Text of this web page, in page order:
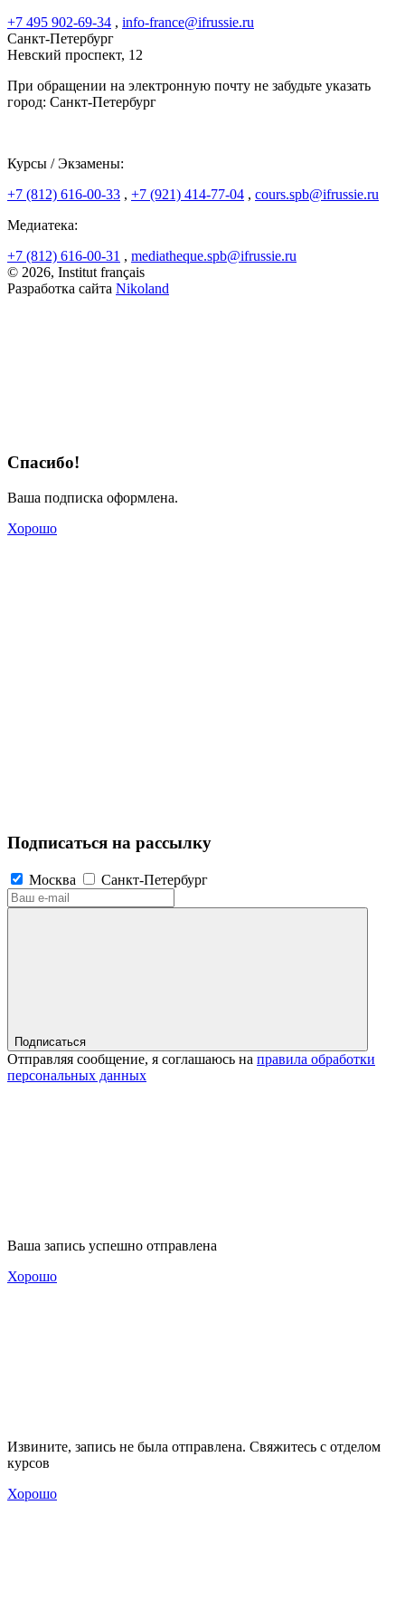
+7 495 902-69-34 , info-france@ifrussie.ru
Санкт-Петербург
Невский проспект, 12
При обращении на электронную почту не забудьте указать
город: Санкт-Петербург
Курсы / Экзамены:
+7 (812) 616-00-33 , +7 (921) 414-77-04 , cours.spb@ifrussie.ru
Медиатека:
+7 (812) 616-00-31 , mediatheque.spb@ifrussie.ru
© 2026, Institut français
Разработка сайта Nikoland
Спасибо!
Ваша подписка оформлена.
Хорошо
Подписаться на рассылку
Москва Санкт-Петербург
Подписаться
Отправляя сообщение, я соглашаюсь на правила обработки
персональных данных
Ваша запись успешно отправлена
Хорошо
Извините, запись не была отправлена. Свяжитесь с отделом
курсов
Хорошо